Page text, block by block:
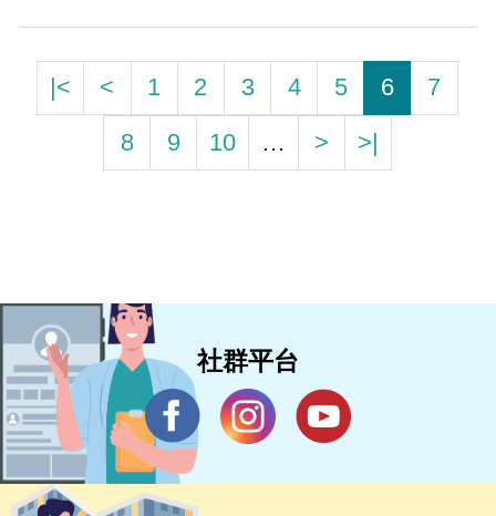
|< < 1 2 3 4 5 6
7
8
9 10 … > >|
社群平台